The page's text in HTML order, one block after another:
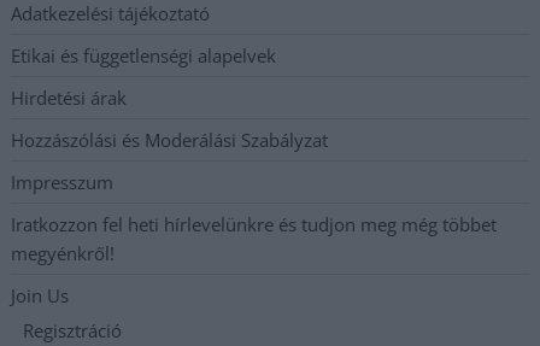
Adatkezelési tájékoztató
Etikai és függetlenségi alapelvek
Hirdetési árak
Hozzászólási és Moderálási Szabályzat
Impresszum
Iratkozzon fel heti hírlevelünkre és tudjon meg még többet
megyénkről!
Join Us
Regisztráció